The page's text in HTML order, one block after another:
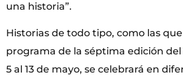
una historia”.
Historias de todo tipo, como las
programa de la séptima edición
5 al 13 de mayo, se celebrará en